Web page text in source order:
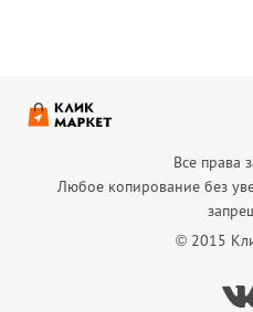
Все права
Любое копирование без
© 2015